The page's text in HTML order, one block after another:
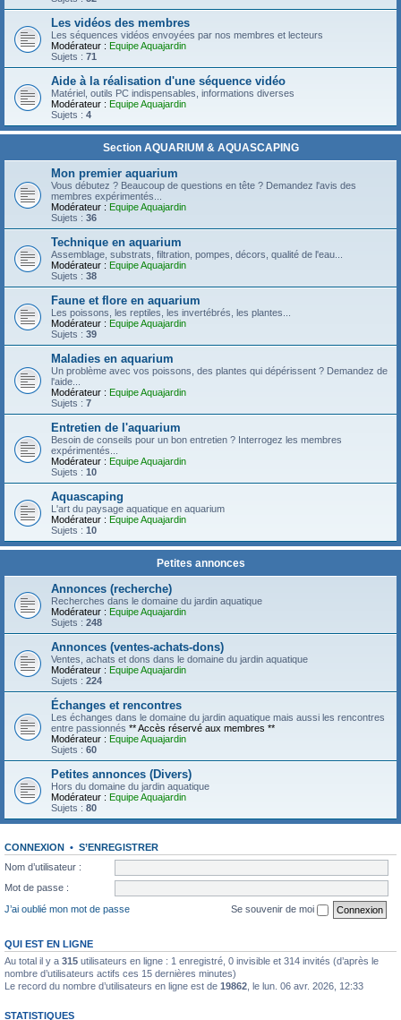
Les vidéos des membres
Les séquences vidéos envoyées par nos membres et lecteurs
Modérateur : Equipe Aquajardin
Sujets : 71
Aide à la réalisation d'une séquence vidéo
Matériel, outils PC indispensables, informations diverses
Modérateur : Equipe Aquajardin
Sujets : 4
Section AQUARIUM & AQUASCAPING
Mon premier aquarium
Vous débutez ? Beaucoup de questions en tête ? Demandez l'avis des
membres expérimentés...
Modérateur : Equipe Aquajardin
Sujets : 36
Technique en aquarium
Assemblage, substrats, filtration, pompes, décors, qualité de l'eau...
Modérateur : Equipe Aquajardin
Sujets : 38
Faune et flore en aquarium
Les poissons, les reptiles, les invertébrés, les plantes...
Modérateur : Equipe Aquajardin
Sujets : 39
Maladies en aquarium
Un problème avec vos poissons, des plantes qui dépérissent ? Demandez de
l'aide...
Modérateur : Equipe Aquajardin
Sujets : 7
Entretien de l'aquarium
Besoin de conseils pour un bon entretien ? Interrogez les membres
expérimentés...
Modérateur : Equipe Aquajardin
Sujets : 10
Aquascaping
L'art du paysage aquatique en aquarium
Modérateur : Equipe Aquajardin
Sujets : 10
Petites annonces
Annonces (recherche)
Recherches dans le domaine du jardin aquatique
Modérateur : Equipe Aquajardin
Sujets : 248
Annonces (ventes-achats-dons)
Ventes, achats et dons dans le domaine du jardin aquatique
Modérateur : Equipe Aquajardin
Sujets : 224
Échanges et rencontres
Les échanges dans le domaine du jardin aquatique mais aussi les rencontres
entre passionnés ** Accès réservé aux membres **
Modérateur : Equipe Aquajardin
Sujets : 60
Petites annonces (Divers)
Hors du domaine du jardin aquatique
Modérateur : Equipe Aquajardin
Sujets : 80
CONNEXION • S’ENREGISTRER
Nom d’utilisateur :
Mot de passe :
J’ai oublié mon mot de passe
Se souvenir de moi
QUI EST EN LIGNE
Au total il y a 315 utilisateurs en ligne : 1 enregistré, 0 invisible et 314 invités (d’après le
nombre d’utilisateurs actifs ces 15 dernières minutes)
Le record du nombre d’utilisateurs en ligne est de 19862 , le lun. 06 avr. 2026, 12:33
STATISTIQUES